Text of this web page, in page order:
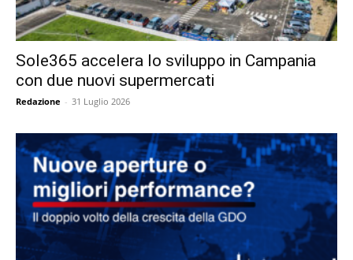
Sole365 accelera lo sviluppo in Campania
con due nuovi supermercati
Redazione - 31 Luglio 2026